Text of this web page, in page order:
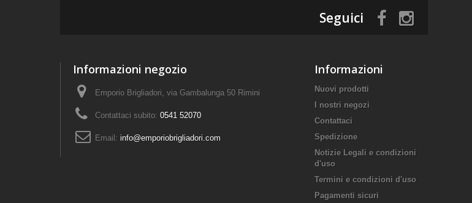
Seguici
Informazioni negozio
Emporio Brigliadori, via Gambalunga 50 Rimini
Contattaci subito: 0541 52070
Email: info@emporiobrigliadori.com
Informazioni
Nuovi prodotti
I nostri negozi
Contattaci
Spedizione
Notizie Legali e condizioni
d'uso
Termini e condizioni d'uso
Pagamenti sicuri